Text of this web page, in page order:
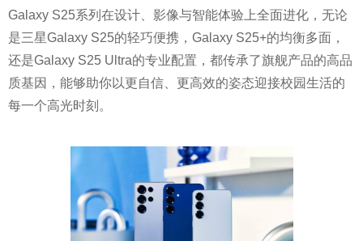
Galaxy S25系列在设计、影像与智能体验上全面进化，无论
是三星Galaxy S25的轻巧便携，Galaxy S25+的均衡多面，
还是Galaxy S25 Ultra的专业配置，都传承了旗舰产品的高品
质基因，能够助你以更自信、更高效的姿态迎接校园生活的
每一个高光时刻。